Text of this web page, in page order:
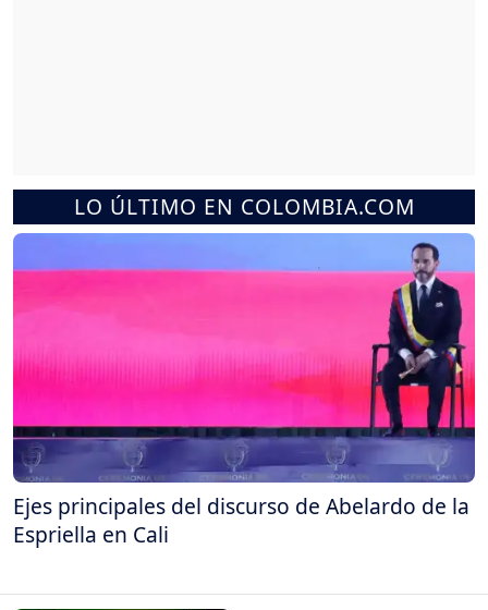
LO ÚLTIMO EN COLOMBIA.COM
Ejes principales del discurso de Abelardo de la
Espriella en Cali